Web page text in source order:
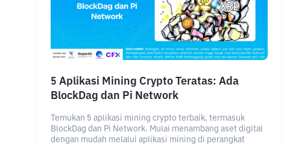
5 Aplikasi Mining Crypto Teratas: Ada
BlockDag dan Pi Network
Temukan 5 aplikasi mining crypto terbaik, termasuk
BlockDag dan Pi Network. Mulai menambang aset digital
dengan mudah melalui aplikasi mining di perangkat